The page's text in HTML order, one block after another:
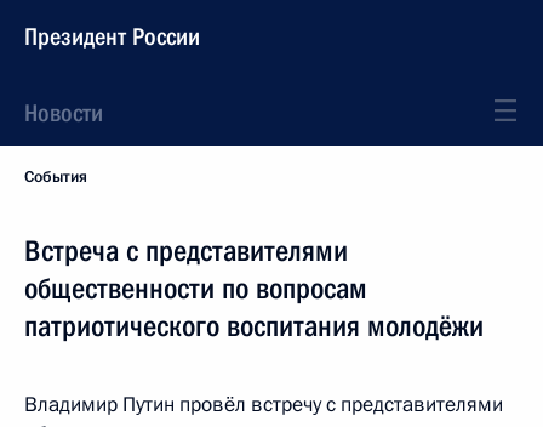
Президент России
Новости
События
Встреча с представителями
общественности по вопросам
патриотического воспитания молодёжи
Владимир Путин провёл встречу с представителями